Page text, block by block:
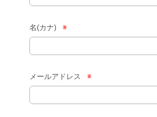
名(カナ) ※
メールアドレス ※